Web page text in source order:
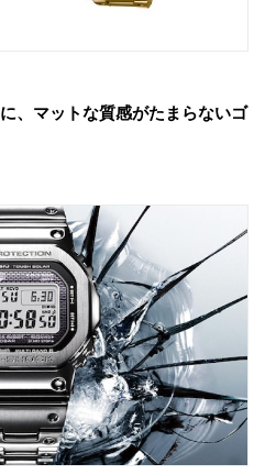
、マットな質感がたまらないゴ